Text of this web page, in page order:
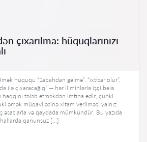
çıxarılma: hüquqlarınızı
hüququ “Sabahdan gəlmə”, “ixtisar olur”,
ilə çıxaracağıq” — hər il minlərlə işçi belə
tələb etməkdən imtina edir, çünki
əmək müqaviləsinə xitam verilməsi yalnız
və qaydada mümkündür. Bu yazıda
hallarda qanunsuz […]